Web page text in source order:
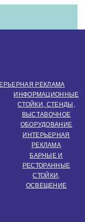
РЕКЛАМА
ИНФОРМАЦИОННЫЕ
СТОЙКИ, СТЕНДЫ,
ВЫСТАВОЧНОЕ
ОБОРУДОВАНИЕ
ИНТЕРЬЕРНАЯ
РЕКЛАМА
БАРНЫЕ И
РЕСТОРАННЫЕ
СТОЙКИ,
ОСВЕЩЕНИЕ